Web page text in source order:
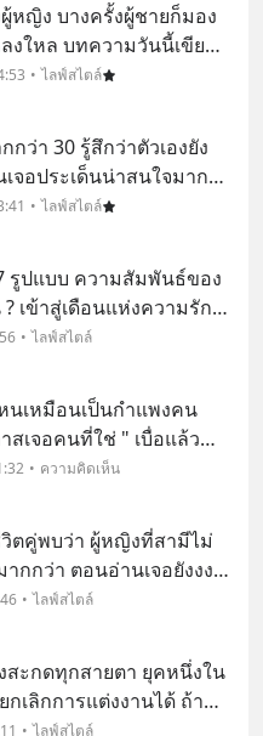
หญิง บางครั้งผู้ชายก็มอง
งใหล บทความวันนี้เขียน
ารค่ะ ที่มีการสอบถาม
ชาย ด้วยโจทย์ที่อยากรู้ว่า
เขาตกหลุมรักผู้หญิงคนหนึ
ไลฟ์สไตล์
ว่า 30 รู้สึกว่าตัวเองยัง
จอประเด็นน่าสนใจมากๆ
ม่ได้หมายถึงคนที่อายุต่ำ
ป เพราะปัจจุบันคนที่อายุ
เองเป็นวัยร
ไลฟ์สไตล์
รูปแบบ ความสัมพันธ์ของ
เข้าสู่เดือนแห่งความรัก
ให้เข้ากับบรรยากาศสัก
กผู้เขียนนะว่าความรักไม่มี
ไลฟ์สไตล์
นเหมือนเป็นกำแพงคน
สเจอคนที่ใช่ " เบื่อแล้ว
จะเปลี่ยนโหมดสักที "
ความคิดเห็น
ตคู่พบว่า ผู้หญิงที่สามีไม่
กกว่า ตอนอ่านเจอยังงงๆ
ส่วนใหญ่ก็ชอบผู้ชายมี
ทั้งนั้น แค่มองรูปหนุ่มหล่อ
าได้คบหาเป็นแ
ไลฟ์สไตล์
สะกดทุกสายตา ยุคหนึ่งใน
เลิกการแต่งงานได้ ถ้ารู้
ดง!! ลิปสติกสีแดงนั้นมี
ไลฟ์สไตล์